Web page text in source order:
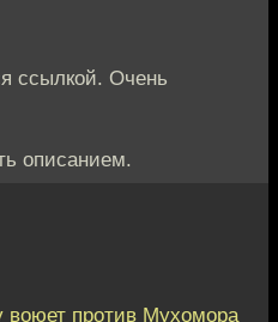
ссылкой. Очень
описанием.
воюет против Мухомора